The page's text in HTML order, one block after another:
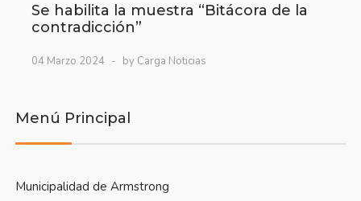
Se habilita la muestra “Bitácora de la
contradicción”
04 Marzo 2024 by Carga Noticias
Menú Principal
Municipalidad de Armstrong